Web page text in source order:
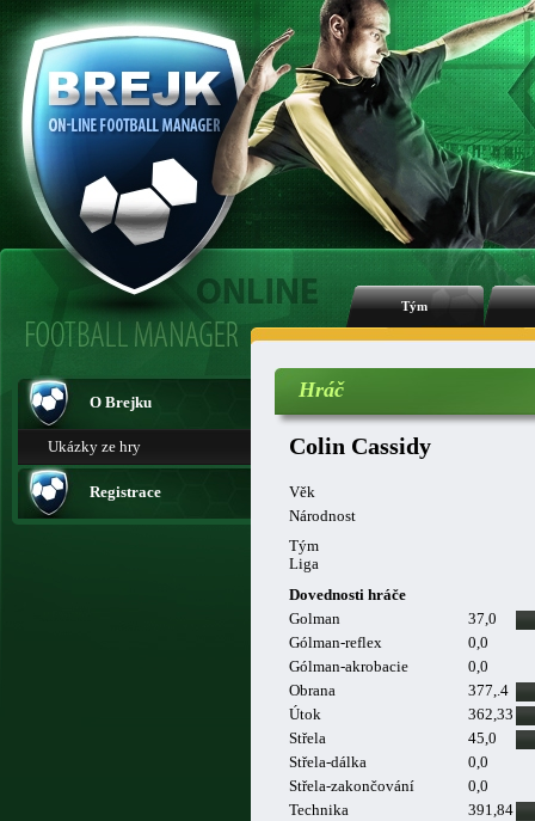
Tým
O Brejku
Ukázky ze hry
Registrace
Hráč
Colin Cassidy
Věk
Národnost
Tým
Liga
Dovednosti hráče
Golman
37,0
Gólman-reflex
0,0
Gólman-akrobacie
0,0
Obrana
377,.4
Útok
362,33
Střela
45,0
Střela-dálka
0,0
Střela-zakončování
0,0
Technika
391,84